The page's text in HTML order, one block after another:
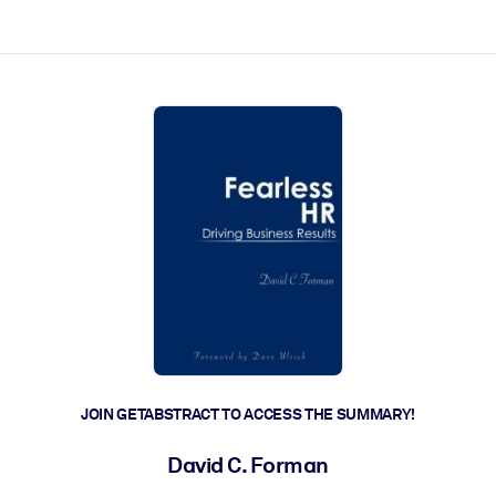
JOIN GETABSTRACT TO ACCESS THE SUMMARY!
David C. Forman